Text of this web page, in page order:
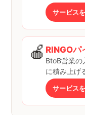
サービス
🍎 RINGOパ
BtoB営業の
に積み上げ
サービス